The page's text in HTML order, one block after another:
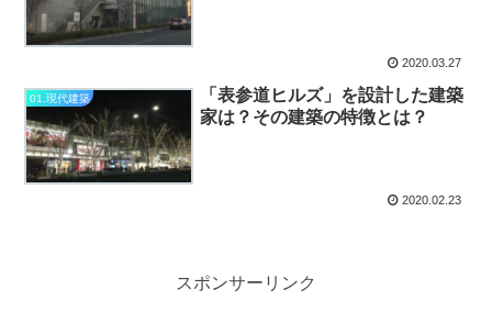
2020.03.27
01.現代建築
「表参道ヒルズ」を設計した建築
家は？その建築の特徴とは？
2020.02.23
スポンサーリンク